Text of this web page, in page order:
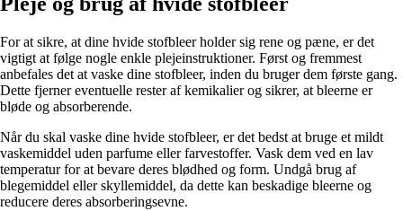
For at sikre, at dine hvide stofbleer holder sig rene og pæne, er det
vigtigt at følge nogle enkle plejeinstruktioner. Først og fremmest
anbefales det at vaske dine stofbleer, inden du bruger dem første gang.
Dette fjerner eventuelle rester af kemikalier og sikrer, at bleerne er
bløde og absorberende.
Når du skal vaske dine hvide stofbleer, er det bedst at bruge et mildt
vaskemiddel uden parfume eller farvestoffer. Vask dem ved en lav
temperatur for at bevare deres blødhed og form. Undgå brug af
blegemiddel eller skyllemiddel, da dette kan beskadige bleerne og
reducere deres absorberingsevne.